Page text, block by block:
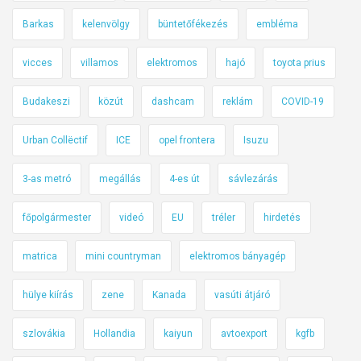
k
t
m
ó
l
é
p
e
a
a
Barkas kelenvölgy büntetőfékezés embléma
vicces villamos elektromos hajó toyota prius
Budakeszi közút dashcam reklám COVID-19
Urban Collëctif ICE opel frontera Isuzu
3-as metró megállás 4-es út sávlezárás
főpolgármester videó EU tréler hirdetés
matrica mini countryman elektromos bányagép
hülye kiírás zene Kanada vasúti átjáró
szlovákia Hollandia kaiyun avtoexport kgfb